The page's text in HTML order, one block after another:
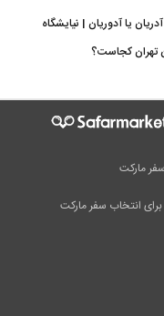
یا آدوریان | نیایشگاه
تهران کجاست؟
مارکت